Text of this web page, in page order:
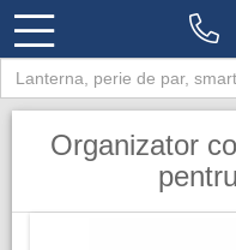
Organizator